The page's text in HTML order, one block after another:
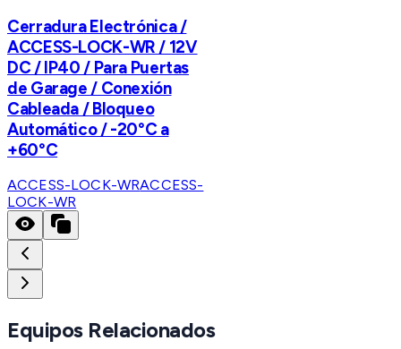
Cerradura Electrónica /
ACCESS-LOCK-WR / 12V
DC / IP40 / Para Puertas
de Garage / Conexión
Cableada / Bloqueo
Automático / -20°C a
+60°C
ACCESS-LOCK-WRACCESS-
LOCK-WR
Equipos Relacionados